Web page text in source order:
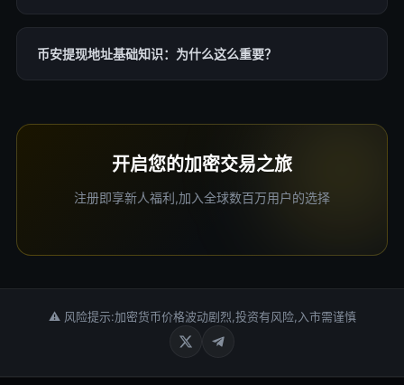
币安提现地址基础知识：为什么这么重要？
开启您的加密交易之旅
注册即享新人福利,加入全球数百万用户的选择
⚠ 风险提示:加密货币价格波动剧烈,投资有风险,入市需谨慎